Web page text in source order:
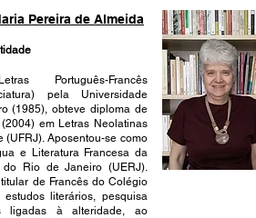
Pereira de Almeida
Português-Francês
pela Universidade
(1985), obteve diploma de
em Letras Neolatinas
Aposentou-se como
e Literatura Francesa da
do Rio de Janeiro (UERJ).
de Francês do Colégio
literários, pesquisa
ligadas à alteridade, ao